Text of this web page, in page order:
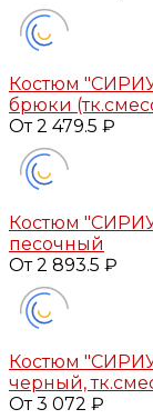
Костюм
брюки
От 2 479.5 ₽
Костюм
песочный
От 2 893.5 ₽
Костюм
черный,
От 3 072 ₽